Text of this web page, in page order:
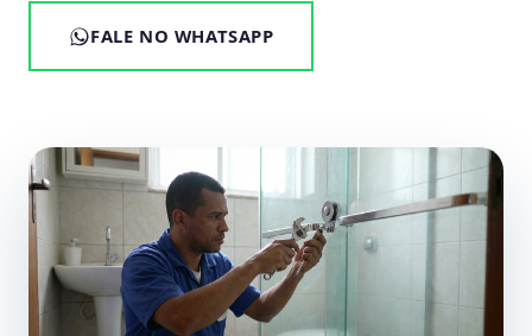
FALE NO WHATSAPP